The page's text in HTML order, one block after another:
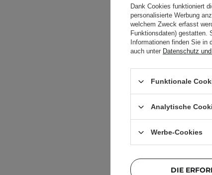
Dank Cookies funktioniert
personalisierte Werbung
welchem Zweck erfasst
Funktionsdaten) gestatten.
Informationen finden Sie in
auch unter Datenschutz
Funktionale
Analytische
Werbe-Cookies
DIE